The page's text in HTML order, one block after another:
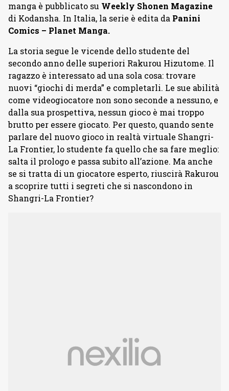
manga è pubblicato su Weekly Shonen Magazine
di Kodansha. In Italia, la serie è edita da Panini
Comics – Planet Manga.
La storia segue le vicende dello studente del
secondo anno delle superiori Rakurou Hizutome. Il
ragazzo è interessato ad una sola cosa: trovare
nuovi “giochi di merda” e completarli. Le sue abilità
come videogiocatore non sono seconde a nessuno, e
dalla sua prospettiva, nessun gioco è mai troppo
brutto per essere giocato. Per questo, quando sente
parlare del nuovo gioco in realtà virtuale Shangri-
La Frontier, lo studente fa quello che sa fare meglio:
salta il prologo e passa subito all’azione. Ma anche
se si tratta di un giocatore esperto, riuscirà Rakurou
a scoprire tutti i segreti che si nascondono in
Shangri-La Frontier?